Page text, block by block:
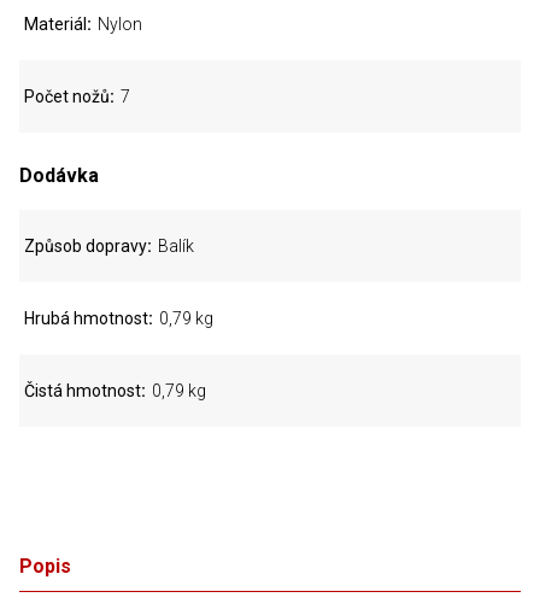
Popis
Materiál Nylon
Počet nožů 7
Dodávka
Způsob dopravy Balík
Hrubá hmotnost 0,79 kg
Čistá hmotnost 0,79 kg